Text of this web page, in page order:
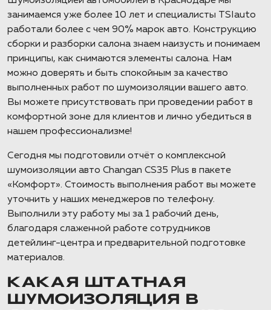
занимаемся уже более 10 лет и специалисты TSIauto
работали более с чем 90% марок авто. Конструкцию
сборки и разборки салона знаем наизусть и понимаем
принципы, как снимаются элементы салона. Нам
можно доверять и быть спокойным за качество
выполненных работ по шумоизоляции вашего авто.
Вы можете присутствовать при проведении работ в
комфортной зоне для клиентов и лично убедиться в
нашем профессионализме!
Сегодня мы подготовили отчёт о комплексной
шумоизоляции авто Changan CS35 Plus в пакете
«Комфорт». Стоимость выполнения работ вы можете
уточнить у наших менеджеров по телефону.
Выполнили эту работу мы за 1 рабочий день,
благодаря слаженной работе сотрудников
детейлинг-центра и предварительной подготовке
материалов.
КАКАЯ ШТАТНАЯ
ШУМОИЗОЛЯЦИЯ В